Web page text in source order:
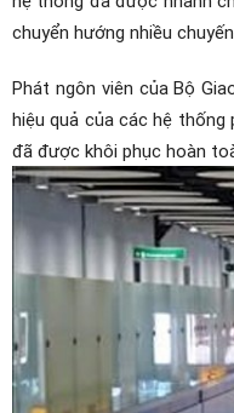
chuyển hướng nhiều
Phát ngôn viên của Bộ
hiệu quả của các hệ thống
đã được khôi phục hoàn